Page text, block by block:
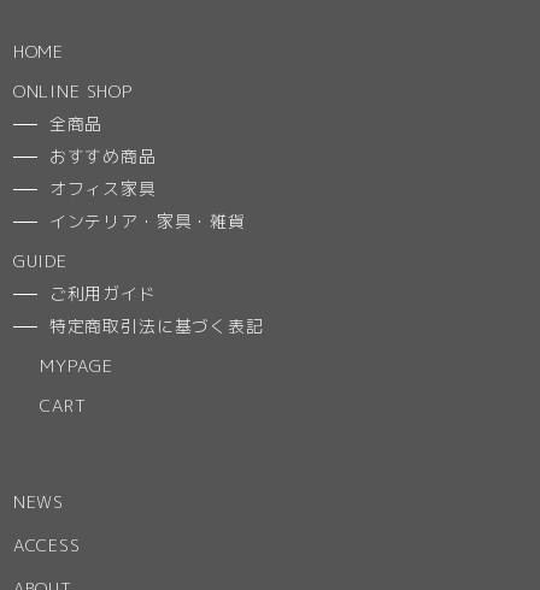
HOME
ONLINE SHOP
全商品
おすすめ商品
オフィス家具
インテリア・家具・雑貨
GUIDE
ご利用ガイド
特定商取引法に基づく表記
MYPAGE
CART
NEWS
ACCESS